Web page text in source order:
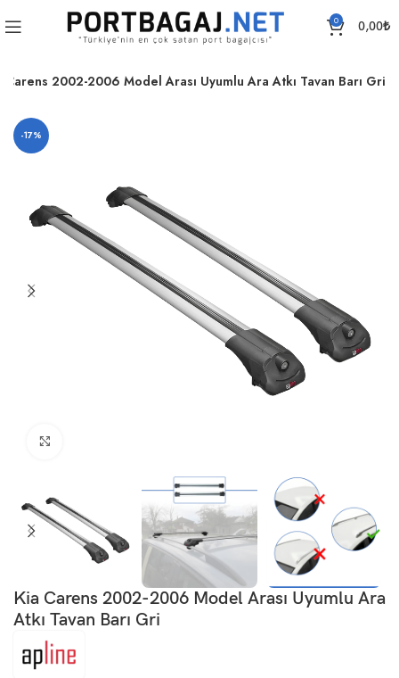
0 0,00₺
Carens 2002-2006 Model Arası Uyumlu Ara Atkı Tavan Barı Gri
-17%
Kia Carens 2002-2006 Model Arası Uyumlu Ara
Atkı Tavan Barı Gri